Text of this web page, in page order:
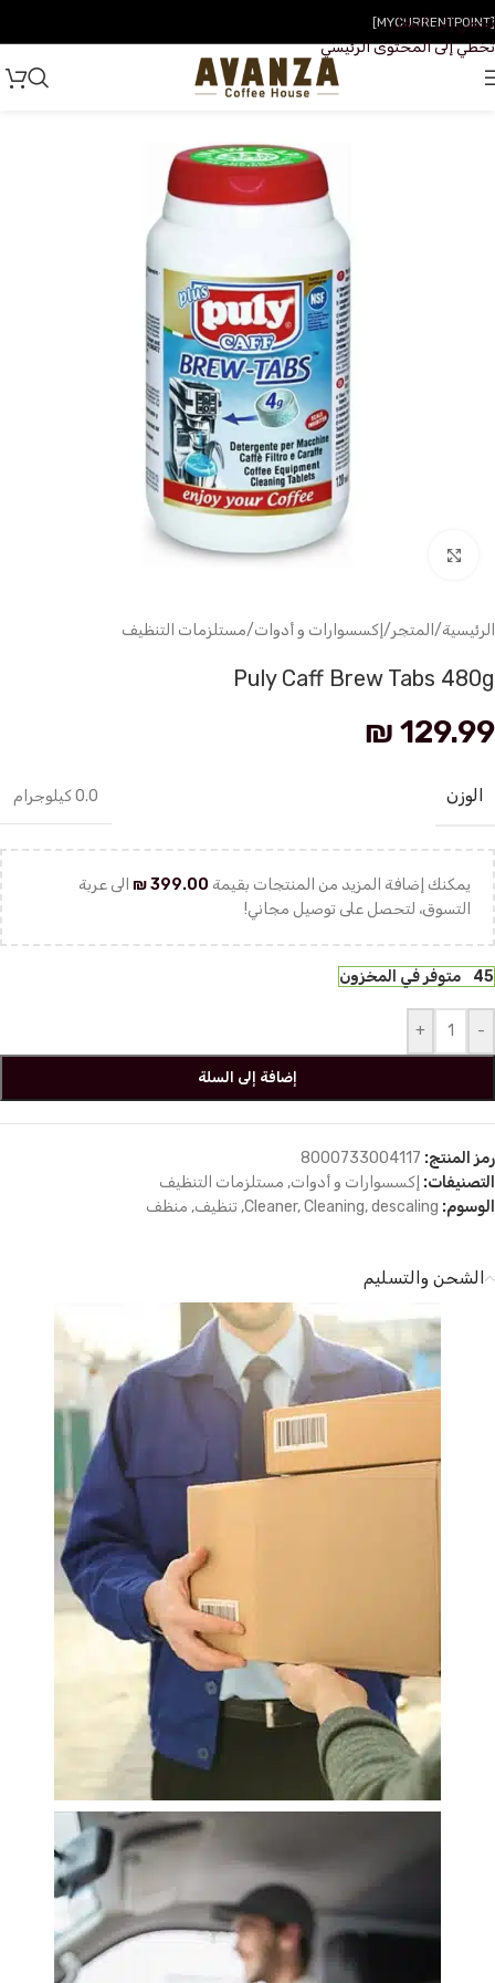
تخطي إلى التنقل
تخطي إلى المحتوى الرئيسي
[MYCURRENTPOINT]
الرئيسية/ المتجر/ إكسسوارات و أدوات/مستلزمات التنظيف
Puly Caff Brew Tabs 480g
₪ 129.99
الوزن 0.0 كيلوجرام
يمكنك إضافة المزيد من المنتجات بقيمة ₪399.00
الى عربة
التسوق، لتحصل على توصيل مجاني!
45 متوفر في المخزون
-
+
إضافة إلى السلة
رمز المنتج: 8000733004117
التصنيفات: إكسسوارات و أدوات, مستلزمات التنظيف
الوسوم:
Cleaner,Cleaning,descaling
, تنظيف, منظف
الشحن والتسليم